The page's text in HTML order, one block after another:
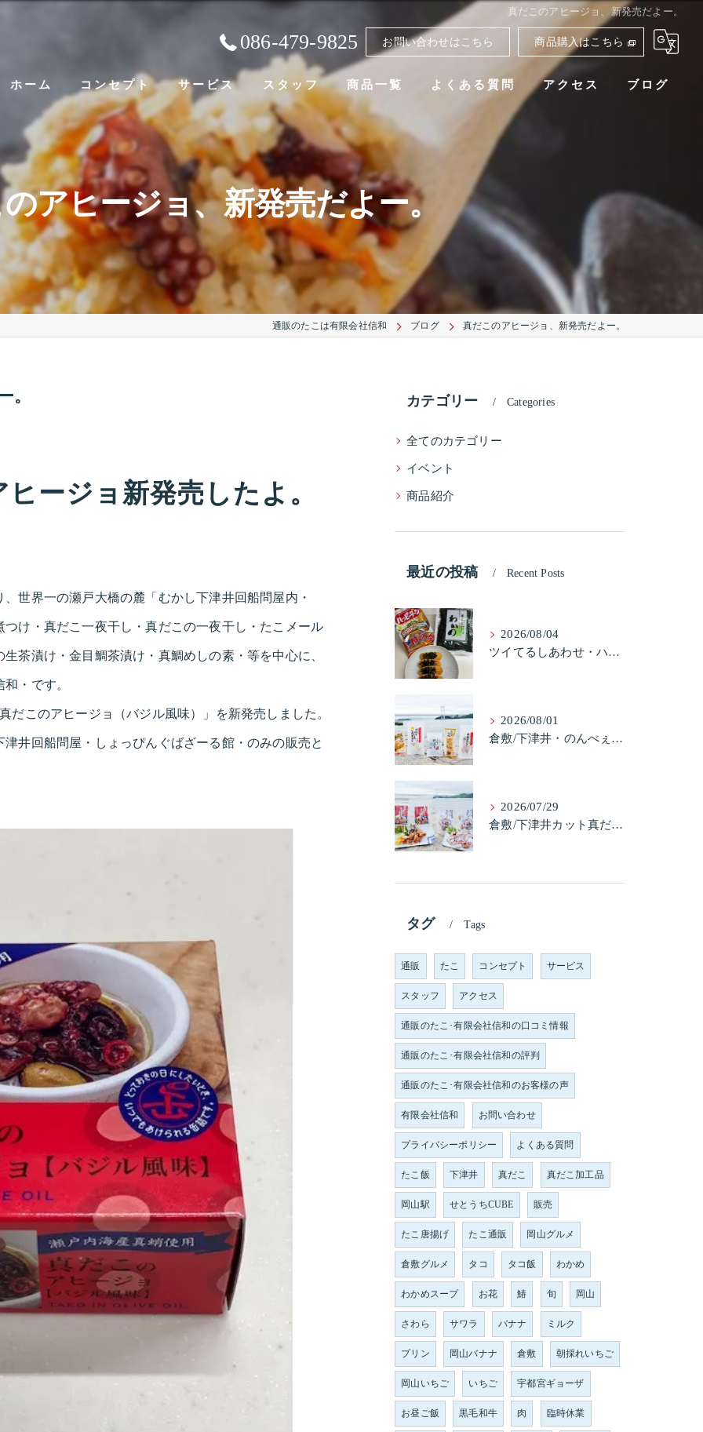
真だこのアヒージョ、新発売だよー。
086-479-9825 お問い合わせはこちら 商品購入はこちら
ホーム コンセプト サービス スタッフ 商品一覧 よくある質問 アクセス ブログ
アヒージョ、新発売だよー。
通販のたこは有限会社信和 ブログ 真だこのアヒージョ、新発売だよー。
。
ージョ新発売したよ。
世界一の瀬戸大橋の麓「むかし下津井回船問屋内・
け・真だこ一夜干し・真だこの一夜干し・たこメール
茶漬け・金目鯛茶漬け・真鯛めしの素・等を中心に、
・です。
だこのアヒージョ（バジル風味）」を新発売しました。
井回船問屋・しょっぴんぐばざーる館・のみの販売と
カテゴリー Categories
全てのカテゴリー
イベント
商品紹介
最近の投稿 Recent Posts
2026/08/04
ツイてるしあわせ・ハッピーターンと柿の種とそふとわかめふりかけとタコふりかけ・ハッピーコラボレーション
2026/08/01
倉敷/下津井・のんべぇ5品セット（たこちく、たこ玉、味付のり、串酢だこ、味付けけやわらか真だこチーズ）3歳のお子様も大好きなんですよ。
2026/07/29
倉敷/下津井カット真だこ＆倉敷/下津井真だこ唐揚げ・セット人気です。
タグ Tags
通販 たこ コンセプト サービス
スタッフ アクセス
通販のたこ･有限会社信和の口コミ情報
通販のたこ･有限会社信和の評判
通販のたこ･有限会社信和のお客様の声
有限会社信和 お問い合わせ
プライバシーポリシー よくある質問
たこ飯 下津井 真だこ 真だこ加工品
岡山駅 せとうちCUBE 販売
たこ唐揚げ たこ通販 岡山グルメ
倉敷グルメ タコ タコ飯 わかめ
わかめスープ お花 鰆 旬 岡山
さわら サワラ バナナ ミルク
プリン 岡山バナナ 倉敷 朝採れいちご
岡山いちご いちご 宇都宮ギョーザ
お昼ご飯 黒毛和牛 肉 臨時休業